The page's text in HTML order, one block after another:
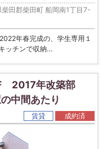
柴田郡柴田町 船岡南1丁目7-
年春完成の、学生専用１
ッチンで収納...
2017年改築部
中間あたり
賃貸 成約済